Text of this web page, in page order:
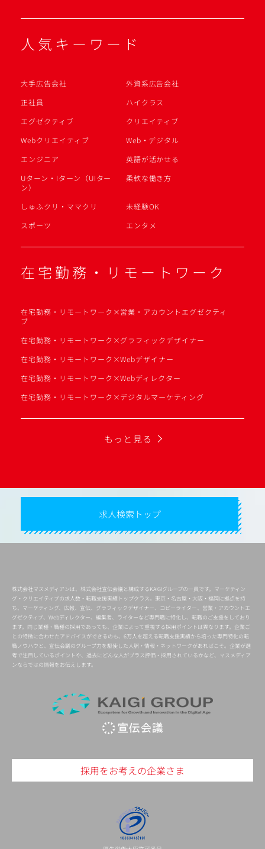
人気キーワード
大手広告会社
外資系広告会社
正社員
ハイクラス
エグゼクティブ
クリエイティブ
Webクリエイティブ
Web・デジタル
エンジニア
英語が活かせる
Uターン・Iターン（UIター
ン）
柔軟な働き方
しゅふクリ・ママクリ
未経験OK
スポーツ
エンタメ
在宅勤務・リモートワーク
在宅勤務・リモートワーク×営業・アカウントエグゼクティ
ブ
在宅勤務・リモートワーク×グラフィックデザイナー
在宅勤務・リモートワーク×Webデザイナー
在宅勤務・リモートワーク×Webディレクター
在宅勤務・リモートワーク×デジタルマーケティング
もっと見る
求人検索トップ
株式会社マスメディアンは、株式会社宣伝会議と構成するKAIGIグループの一員です。マーケティン
グ・クリエイティブの求人数・転職支援実績トップクラス。東京・名古屋・大阪・福岡に拠点を持
ち、マーケティング、広報、宣伝、グラフィックデザイナー、コピーライター、営業・アカウントエ
グゼクティブ、Webディレクター、編集者、ライターなど専門職に特化し、転職のご支援をしており
ます。同じ業種・職種の採用であっても、企業によって重視する採用ポイントは異なります。企業ご
との特徴に合わせたアドバイスができるのも、6万人を超える転職支援実績から培った専門特化の転
職ノウハウと、宣伝会議のグループ力を駆使した人脈・情報・ネットワークがあればこそ。企業が選
考で注目しているポイントや、過去にどんな人がプラス評価・採用されているかなど、マスメディア
ンならではの情報をお伝えします。
採用をお考えの企業さま